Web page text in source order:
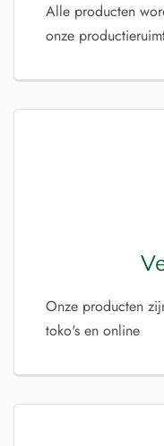
Alle producten
onze
Onze producten
toko's en online